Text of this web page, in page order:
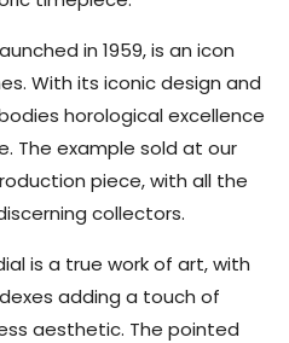
in 1959, is an icon
With its iconic design and
horological excellence
The example sold at our
piece, with all the
collectors.
is a true work of art, with
adding a touch of
aesthetic. The pointed